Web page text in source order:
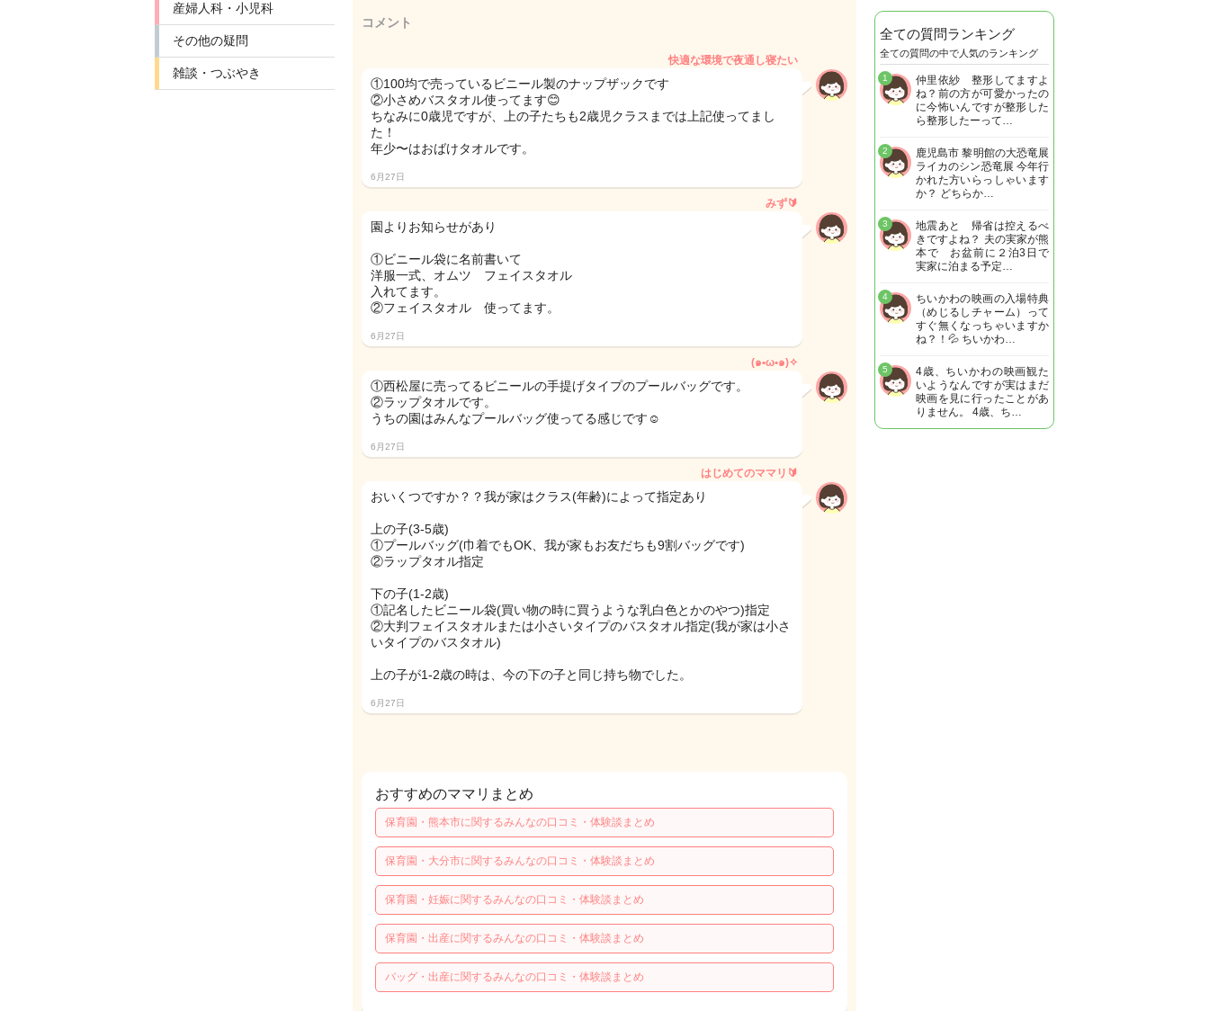
産婦人科・小児科
その他の疑問
雑談・つぶやき
コメント
快適な環境で夜通し寝たい
①100均で売っているビニール製のナップザックです
②小さめバスタオル使ってます😊
ちなみに0歳児ですが、上の子たちも2歳児クラスまでは上記使ってまし
た！
年少〜はおばけタオルです。
6月27日
みず🔰
園よりお知らせがあり
①ビニール袋に名前書いて
洋服一式、オムツ フェイスタオル
入れてます。
②フェイスタオル 使ってます。
6月27日
(๑•ω•๑)✧
①西松屋に売ってるビニールの手提げタイプのプールバッグです。
②ラップタオルです。
うちの園はみんなプールバッグ使ってる感じです☺️
6月27日
はじめてのママリ🔰
おいくつですか？？我が家はクラス(年齢)によって指定あり
上の子(3-5歳)
①プールバッグ(巾着でもOK、我が家もお友だちも9割バッグです)
②ラップタオル指定
下の子(1-2歳)
①記名したビニール袋(買い物の時に買うような乳白色とかのやつ)指定
②大判フェイスタオルまたは小さいタイプのバスタオル指定(我が家は小さ
いタイプのバスタオル)
上の子が1-2歳の時は、今の下の子と同じ持ち物でした。
6月27日
おすすめのママリまとめ
保育園・熊本市に関するみんなの口コミ・体験談まとめ
保育園・大分市に関するみんなの口コミ・体験談まとめ
保育園・妊娠に関するみんなの口コミ・体験談まとめ
保育園・出産に関するみんなの口コミ・体験談まとめ
バッグ・出産に関するみんなの口コミ・体験談まとめ
全ての質問ランキング
全ての質問の中で人気のランキング
仲里依紗 整形してますよ
ね？前の方が可愛かったの
に今怖いんですが整形した
ら整形したーって…
1
鹿児島市 黎明館の大恐竜展
ライカのシン恐竜展 今年行
かれた方いらっしゃいます
か？ どちらか…
2
地震あと 帰省は控えるべ
きですよね？ 夫の実家が熊
本で お盆前に２泊3日で
実家に泊まる予定…
3
ちいかわの映画の入場特典
（めじるしチャーム）って
すぐ無くなっちゃいますか
ね？！💦 ちいかわ…
4
4歳、ちいかわの映画観た
いようなんですが実はまだ
映画を見に行ったことがあ
りません。 4歳、ち…
5